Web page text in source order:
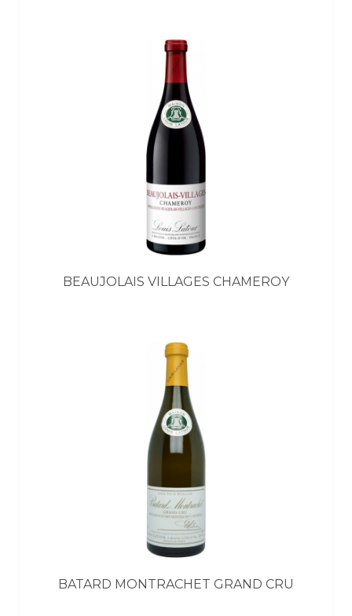
BEAUJOLAIS VILLAGES CHAMEROY
BATARD MONTRACHET GRAND CRU